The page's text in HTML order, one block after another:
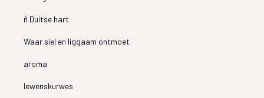
ñ Duitse hart
Waar siel en liggaam ontmoet
aroma
lewenskurwes